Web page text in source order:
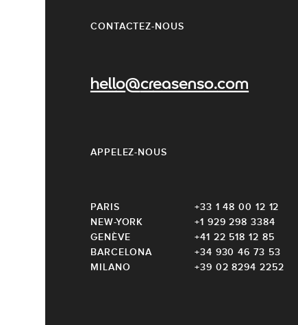
CONTACTEZ-NOUS
hello@creasenso.com
APPELEZ-NOUS
PARIS
+33 1 48 00 12 12
NEW-YORK
+1 929 298 3384
GENÈVE
+41 22 518 12 85
BARCELONA
+34 930 46 73 53
MILANO
+39 02 8294 2252